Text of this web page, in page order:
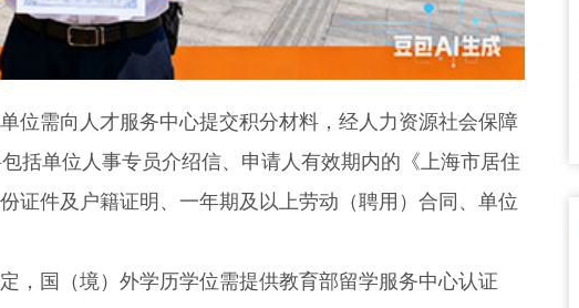
需向人才服务中心提交积分材料，经人力资源社会保障
括单位人事专员介绍信、申请人有效期内的《上海市居住
证件及户籍证明、一年期及以上劳动（聘用）合同、单位
国（境）外学历学位需提供教育部留学服务中心认证